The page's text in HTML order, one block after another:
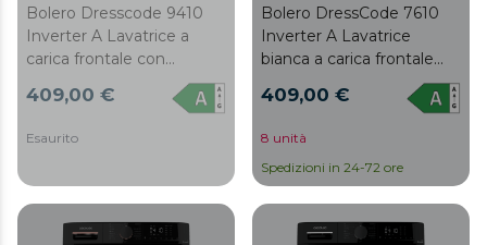
Bolero Dresscode 9410
Inverter A Lavatrice a
carica frontale con
capacità di 9 kg e 1400
giri/min, classe A, 16
409,00 €
Esaurito
Bolero DressCode 7610
Inverter A Lavatrice
bianca a carica frontale
con capacità 7 Kg, 1400
Giri/min, Classe A, Steam
Fuzzy Logic, Smooth
antibatterica e Pulizia
409,00 €
8 unità
Spedizioni in 24-72 ore